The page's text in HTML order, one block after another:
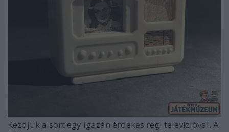
Kezdjük a sort egy igazán érdekes régi televízióval. A